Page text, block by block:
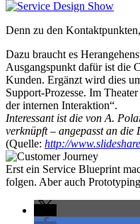
Denn zu den
Dazu braucht es
Ausgangspunkt dafür ist die
Kunden. Ergänzt wird dies
Support-Prozesse. Im
der internen Interaktion“.
Interessant ist die von A.
verknüpft – angepasst an
(Quelle: http://
Erst ein Service Blueprint
folgen. Aber auch